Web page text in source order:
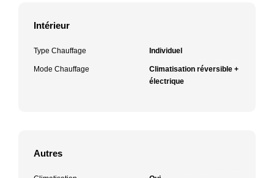
Intérieur
Type Chauffage Individuel
Mode Chauffage
Climatisation réversible +
électrique
Autres